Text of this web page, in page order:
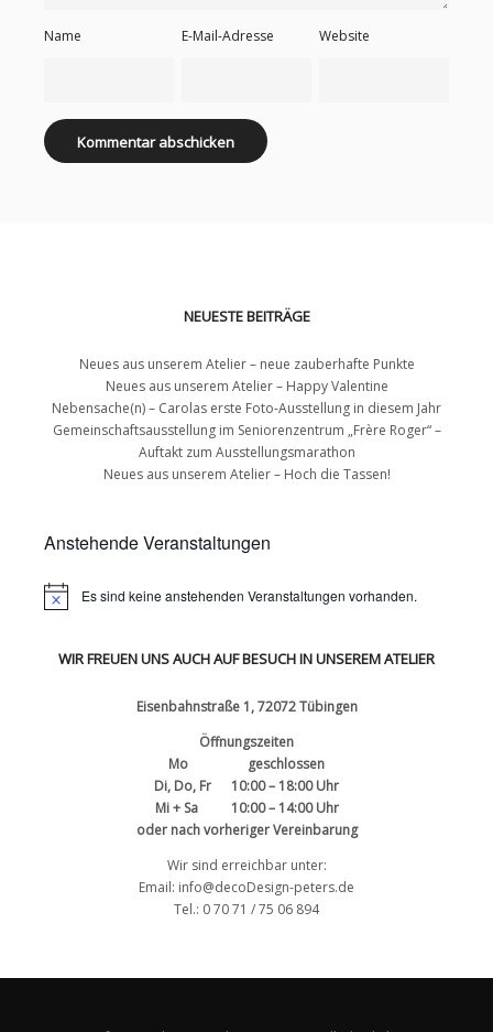
Name E-Mail-Adresse Website
NEUESTE BEITRÄGE
Neues aus unserem Atelier – neue zauberhafte Punkte
Neues aus unserem Atelier – Happy Valentine
Nebensache(n) – Carolas erste Foto-Ausstellung in diesem Jahr
Gemeinschaftsausstellung im Seniorenzentrum „Frère Roger“ –
Auftakt zum Ausstellungsmarathon
Neues aus unserem Atelier – Hoch die Tassen!
Anstehende Veranstaltungen
Es sind keine anstehenden Veranstaltungen vorhanden.
WIR FREUEN UNS AUCH AUF BESUCH IN UNSEREM ATELIER
Eisenbahnstraße 1, 72072 Tübingen
Öffnungszeiten
Mo geschlossen
Di, Do, Fr 10:00 – 18:00 Uhr
Mi + Sa 10:00 – 14:00 Uhr
oder nach vorheriger Vereinbarung
Wir sind erreichbar unter:
Email: info@decoDesign-peters.de
Tel.: 0 70 71 / 75 06 894